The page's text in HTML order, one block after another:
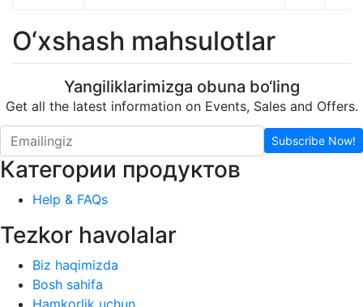
O‘xshash mahsulotlar
Yangiliklarimizga obuna bo‘ling
Get all the latest information on Events, Sales and Offers.
Subscribe Now!
Категории продуктов
Help & FAQs
Tezkor havolalar
Biz haqimizda
Bosh sahifa
Hamkorlik uchun